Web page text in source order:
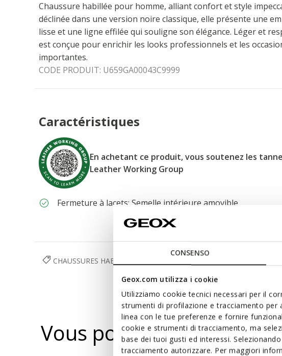
CONSENSO
Geox.com utilizza i cookie
Utilizziamo cookie tecnici necessari per il
strumenti di profilazione e tracciamento per
linea con le tue preferenze e fornire
cookie e strumenti di tracciamento, ma
base dei tuoi gusti ed interessi.
tracciamento autorizzare. Per maggiori
Chaussure habillée pour homme, alliant confort et style
déclinée dans une version noire classique, elle présente une
lisse et une ligne effilée qui souligne son élégance. Léger et
est conçue pour enrichir les looks professionnels et les
importantes.
CODE PRODUIT: U659GA00043C9999
Caractéristiques
En achetant ce produit, vous soutenez les
Leather Working Group
Fermeture à lacets; Semelle intérieure amovible
CHAUSSURES HABILLÉES
Vous pourriez aussi